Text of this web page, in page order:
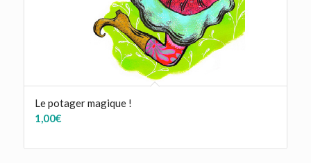
Le potager magique !
1,00€